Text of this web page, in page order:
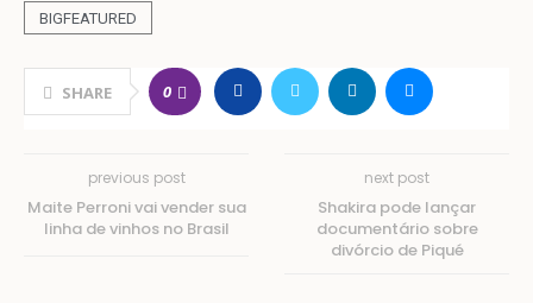
BIGFEATURED
SHARE 0
previous post
Maite Perroni vai vender sua
linha de vinhos no Brasil
next post
Shakira pode lançar
documentário sobre
divórcio de Piqué